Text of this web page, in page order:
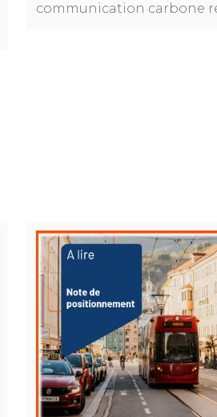
communication carbone